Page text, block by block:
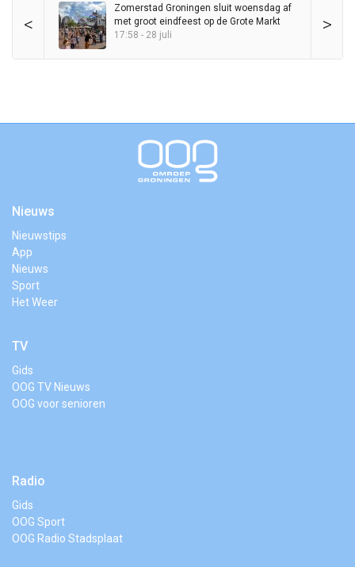
< >
Zomerstad Groningen sluit woensdag af
met groot eindfeest op de Grote Markt
17:58 - 28 juli
Nieuws
Nieuwstips
App
Nieuws
Sport
Het Weer
TV
Gids
OOG TV Nieuws
OOG voor senioren
Radio
Gids
OOG Sport
OOG Radio Stadsplaat